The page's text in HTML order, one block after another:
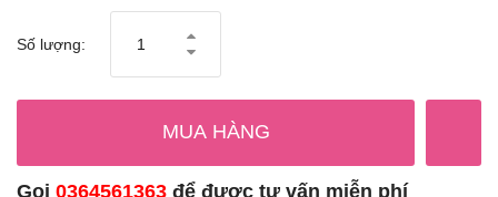
Số lượng:
MUA HÀNG
Gọi 0364561363 để được tư vấn miễn phí